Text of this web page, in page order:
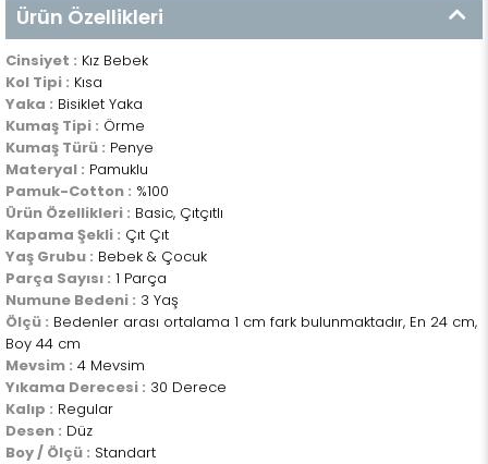
Ürün Özellikleri
Cinsiyet : Kız Bebek
Kol Tipi : Kısa
Yaka : Bisiklet Yaka
Kumaş Tipi : Örme
Kumaş Türü : Penye
Materyal : Pamuklu
Pamuk-Cotton : %100
Ürün Özellikleri : Basic, Çıtçıtlı
Kapama Şekli : Çıt Çıt
Yaş Grubu : Bebek & Çocuk
Parça Sayısı : 1 Parça
Numune Bedeni : 3 Yaş
Ölçü : Bedenler arası ortalama 1 cm fark bulunmaktadır, En 24 cm,
Boy 44 cm
Mevsim : 4 Mevsim
Yıkama Derecesi : 30 Derece
Kalıp : Regular
Desen : Düz
Boy / Ölçü : Standart